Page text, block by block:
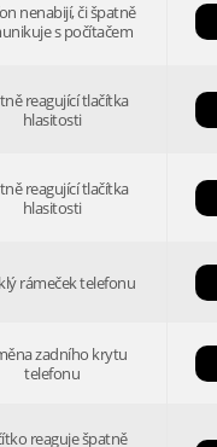
nenabijí, či špatně
s počítačem
reagující tlačítka
hlasitosti
reagující tlačítka
hlasitosti
rámeček telefonu
zadního krytu
telefonu
reaguje špatně